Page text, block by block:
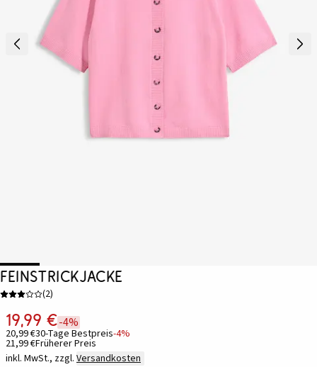
Feinstrickjacke
(2)
19,99 €-4%
20,99 €30-Tage Bestpreis-4%
21,99 €Früherer Preis
inkl. MwSt., zzgl. Versandkosten